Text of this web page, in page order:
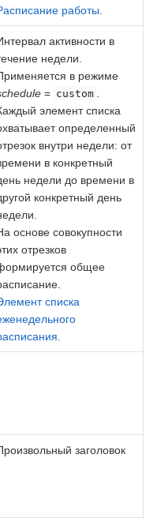
работы
активности в
недели.
в режиме
= custom
элемент списка
определенный
внутри недели: от
в конкретный
недели до времени в
конкретный день
основе совокупности
отрезков
общее
списка
заголовок